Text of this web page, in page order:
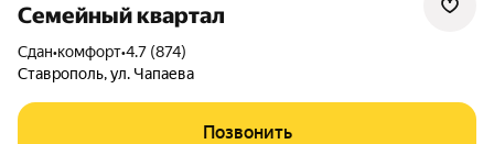
Семейный квартал
Сдан•комфорт•4.7 (874)
Ставрополь,ул. Чапаева
Позвонить